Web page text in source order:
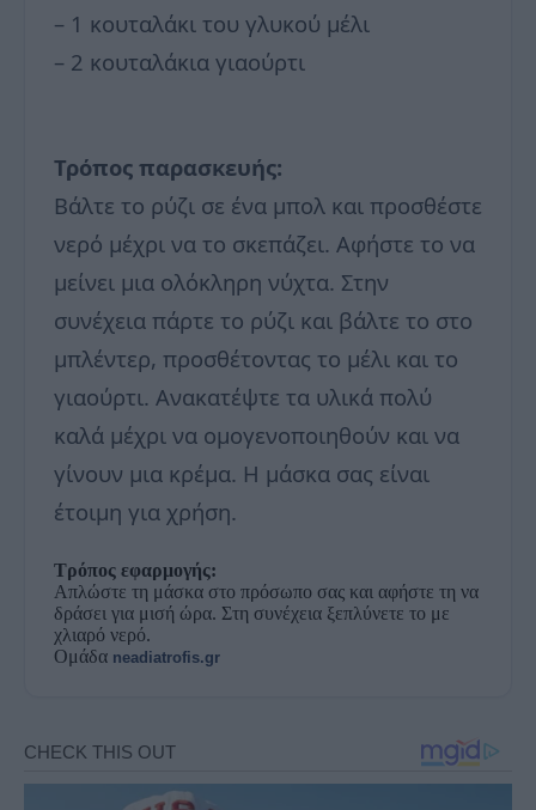
– 1 κουταλάκι του γλυκού μέλι
– 2 κουταλάκια γιαούρτι
Τρόπος παρασκευής:
Βάλτε το ρύζι σε ένα μπολ και προσθέστε
νερό μέχρι να το σκεπάζει. Αφήστε το να
μείνει μια ολόκληρη νύχτα. Στην
συνέχεια πάρτε το ρύζι και βάλτε το στο
μπλέντερ, προσθέτοντας το μέλι και το
γιαούρτι. Ανακατέψτε τα υλικά πολύ
καλά μέχρι να ομογενοποιηθούν και να
γίνουν μια κρέμα. Η μάσκα σας είναι
έτοιμη για χρήση.
Τρόπος εφαρμογής:
Απλώστε τη μάσκα στο πρόσωπο σας και αφήστε τη να
δράσει για μισή ώρα. Στη συνέχεια ξεπλύνετε το με
χλιαρό νερό.
Ομάδα neadiatrofis.gr